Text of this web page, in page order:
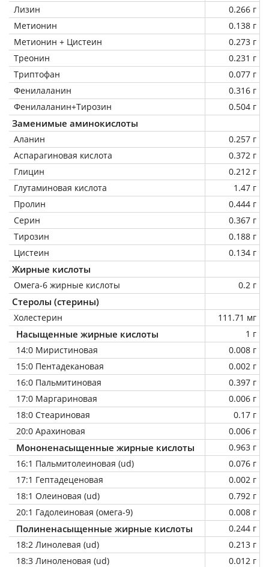
Лизин
0.266 г
Метионин
0.138 г
Метионин + Цистеин
0.273 г
Треонин
0.231 г
Триптофан
0.077 г
Фенилаланин
0.316 г
Фенилаланин+Тирозин
0.504 г
Заменимые аминокислоты
Аланин
0.257 г
Аспарагиновая кислота
0.372 г
Глицин
0.212 г
Глутаминовая кислота
1.47 г
Пролин
0.444 г
Серин
0.367 г
Тирозин
0.188 г
Цистеин
0.134 г
Жирные кислоты
Омега-6 жирные кислоты 0.2 г
Стеролы (стерины)
Холестерин 111.71 мг
Насыщенные жирные кислоты
1 г
14:0 Миристиновая
0.008 г
15:0 Пентадекановая
0.002 г
16:0 Пальмитиновая
0.397 г
17:0 Маргариновая
0.006 г
18:0 Стеариновая
0.17 г
20:0 Арахиновая
0.006 г
Мононенасыщенные жирные кислоты
0.963 г
16:1 Пальмитолеиновая (ud)
0.076 г
17:1 Гептадеценовая
0.002 г
18:1 Олеиновая (ud)
0.792 г
20:1 Гадолеиновая (омега-9)
0.008 г
Полиненасыщенные жирные кислоты
0.244 г
18:2 Линолевая (ud)
0.213 г
18:3 Линоленовая (ud)
0.012 г